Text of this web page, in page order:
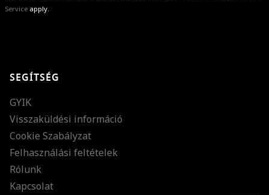
Service apply.
különleges ajánlatainkat és stílustippjeinket!
SEGÍTSÉG
GYIK
Visszaküldési információ
Cookie Szabályzat
Felhasználási feltételek
Rólunk
Kapcsolat